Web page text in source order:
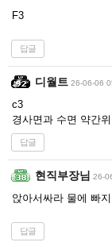
F3
답글
디월트 26-06-06
c3
경사면과 수면 약간
답글
현직부장님 26-
앉아서싸라 물에 빠
답글